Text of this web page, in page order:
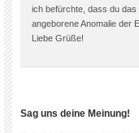
ich befürchte, dass du
angeborene Anomalie der
Liebe Grüße!
Sag uns deine Meinung!